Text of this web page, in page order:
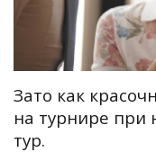
Зато как
на турнире при
тур.